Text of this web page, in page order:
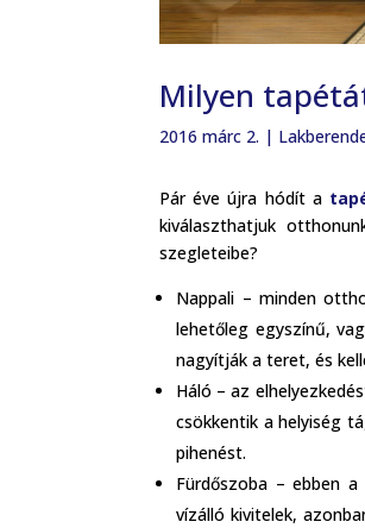
Milyen
2016 márc 2. |
Pár éve újra hódít a
kiválaszthatjuk
szegleteibe?
Nappali – minden
lehetőleg egyszínű,
nagyítják a teret, és
Háló – az
csökkentik a helyiség
pihenést.
Fürdőszoba – ebben
vízálló kivitelek,